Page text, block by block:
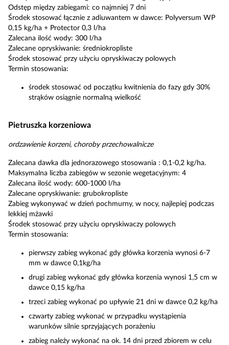
Odstęp między zabiegami: co najmniej 7 dni
Środek stosować łącznie z adiuwantem w dawce: Polyversum WP
0,15 kg/ha + Protector 0,3 l/ha
Zalecana ilość wody: 300 l/ha
Zalecane opryskiwanie: średniokropliste
Środek stosować przy użyciu opryskiwaczy polowych
Termin stosowania:
środek stosować od początku kwitnienia do fazy gdy 30%
strąków osiągnie normalną wielkość
Pietruszka korzeniowa
ordzawienie korzeni, choroby przechowalnicze
Zalecana dawka dla jednorazowego stosowania : 0,1-0,2 kg/ha.
Maksymalna liczba zabiegów w sezonie wegetacyjnym: 4
Zalecana ilość wody: 600-1000 l/ha
Zalecane opryskiwanie: grubokropliste
Zabieg wykonywać w dzień pochmurny, w nocy, najlepiej podczas
lekkiej mżawki
Środek stosować przy użyciu opryskiwaczy polowych
Termin stosowania:
pierwszy zabieg wykonać gdy główka korzenia wynosi 6-7
mm w dawce 0,1kg/ha
drugi zabieg wykonać gdy główka korzenia wynosi 1,5 cm w
dawce 0,15 kg/ha
trzeci zabieg wykonać po upływie 21 dni w dawce 0,2 kg/ha
czwarty zabieg wykonać w przypadku wystąpienia
warunków silnie sprzyjających porażeniu
zabieg należy wykonać na ok. 14 dni przed zbiorem w celu